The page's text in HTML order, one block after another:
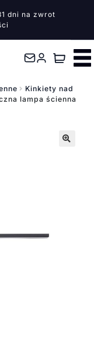
dni na zwrot
Kinkiety nad
lampa ścienna